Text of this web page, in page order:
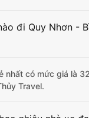
đi Quy Nhơn -
nhất có mức giá là
Travel.